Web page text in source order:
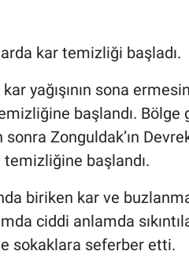
kar temizliği başladı.
yağışının sona
başlandı.
sonra Zonguldak’ın
başlandı.
biriken kar ve
ciddi anlamda
sokaklara seferber etti.